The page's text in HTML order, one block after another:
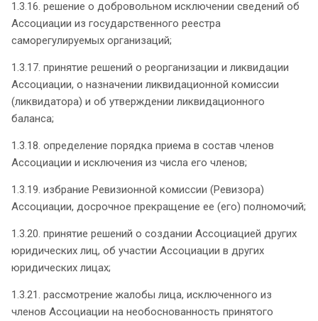
1.3.16. решение о добровольном исключении сведений об
Ассоциации из государственного реестра
саморегулируемых организаций;
1.3.17. принятие решений о реорганизации и ликвидации
Ассоциации, о назначении ликвидационной комиссии
(ликвидатора) и об утверждении ликвидационного
баланса;
1.3.18. определение порядка приема в состав членов
Ассоциации и исключения из числа его членов;
1.3.19. избрание Ревизионной комиссии (Ревизора)
Ассоциации, досрочное прекращение ее (его) полномочий;
1.3.20. принятие решений о создании Ассоциацией других
юридических лиц, об участии Ассоциации в других
юридических лицах;
1.3.21. рассмотрение жалобы лица, исключенного из
членов Ассоциации на необоснованность принятого